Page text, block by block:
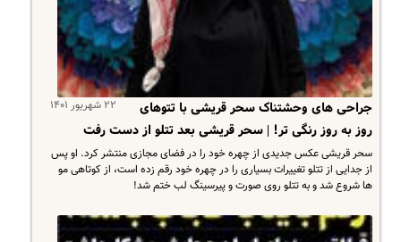
۲۲ شهریور ۱۴۰۱
جراحی های وحشتناک سحر قریشی با تتوهای
روز به روز رنگی تر! | سحر قریشی بعد تتلو از دست رفت
سحر قریشی عکس جدیدی از چهره خود را در فضای مجازی منتشر کرد. او پس
از جدایی از تتلو تغییرات بسیاری را در چهره خود رقم زده است، از کوتاهی مو
ها شروع شد و به تتلو روی صورت و پیرسینگ لب ختم شد!